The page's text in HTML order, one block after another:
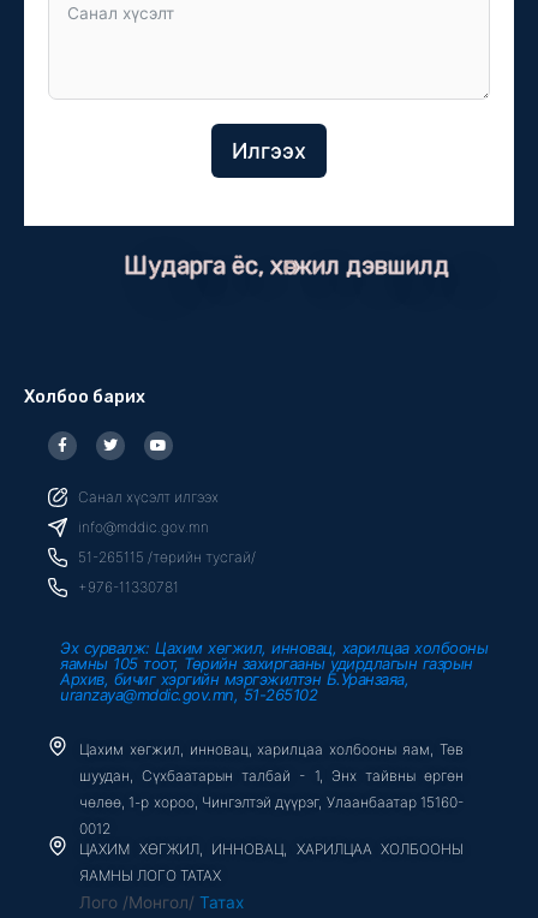
Илгээх
Шударга ёс, хөгжил дэвшилд
Холбоо барих
F
a
c
b
o
o
k
f
T
w
i
t
r
Y
o
u
u
e
Санал хүсэлт илгээх
info@mddic.gov.mn
51-265115 /төрийн тусгай/
+976-11330781
Эх сурвалж: Цахим хөгжил, инновац, харилцаа холбооны
яамны 105 тоот, Төрийн захиргааны удирдлагын газрын
Архив, бичиг хэргийн мэргэжилтэн Б.Уранзаяа,
uranzaya@mddic.gov.mn, 51-265102
Цахим хөгжил, инновац, харилцаа холбооны яам, Төв
шуудан, Сүхбаатарын талбай - 1, Энх тайвны өргөн
чөлөө, 1-р хороо, Чингэлтэй дүүрэг, Улаанбаатар 15160-
0012
ЦАХИМ ХӨГЖИЛ, ИННОВАЦ, ХАРИЛЦАА ХОЛБООНЫ
ЯАМНЫ ЛОГО ТАТАХ
Лого /Монгол/ Татах